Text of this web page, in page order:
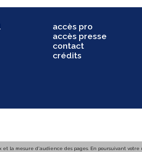
la mesure d'audience des pages. En poursuivant
accès pro
accès presse
contact
crédits